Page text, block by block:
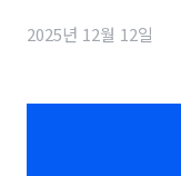
2025년 12월 12일